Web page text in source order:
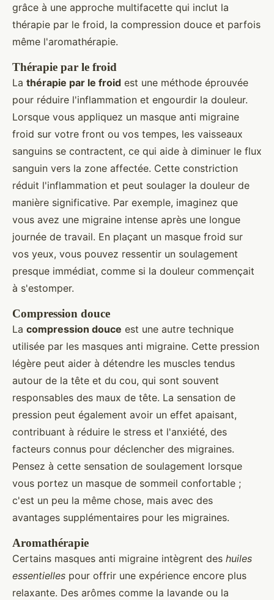
grâce à une approche multifacette qui inclut la
thérapie par le froid, la compression douce et parfois
même l'aromathérapie.
Thérapie par le froid
La thérapie par le froid est une méthode éprouvée
pour réduire l'inflammation et engourdir la douleur.
Lorsque vous appliquez un masque anti migraine
froid sur votre front ou vos tempes, les vaisseaux
sanguins se contractent, ce qui aide à diminuer le flux
sanguin vers la zone affectée. Cette constriction
réduit l'inflammation et peut soulager la douleur de
manière significative. Par exemple, imaginez que
vous avez une migraine intense après une longue
journée de travail. En plaçant un masque froid sur
vos yeux, vous pouvez ressentir un soulagement
presque immédiat, comme si la douleur commençait
à s'estomper.
Compression douce
La compression douce est une autre technique
utilisée par les masques anti migraine. Cette pression
légère peut aider à détendre les muscles tendus
autour de la tête et du cou, qui sont souvent
responsables des maux de tête. La sensation de
pression peut également avoir un effet apaisant,
contribuant à réduire le stress et l'anxiété, des
facteurs connus pour déclencher des migraines.
Pensez à cette sensation de soulagement lorsque
vous portez un masque de sommeil confortable ;
c'est un peu la même chose, mais avec des
avantages supplémentaires pour les migraines.
Aromathérapie
Certains masques anti migraine intègrent des huiles
essentielles pour offrir une expérience encore plus
relaxante. Des arômes comme la lavande ou la